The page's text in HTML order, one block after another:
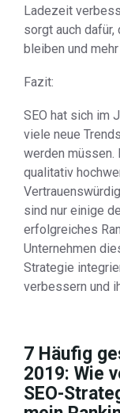
Ladezeit
sorgt auch
bleiben und
Fazit:
SEO hat sich im
viele neue
werden müssen.
qualitativ
sind nur einige
erfolgreiches
Unternehmen
Strategie
verbessern und
7 Häufig
2019: Wie
SEO-